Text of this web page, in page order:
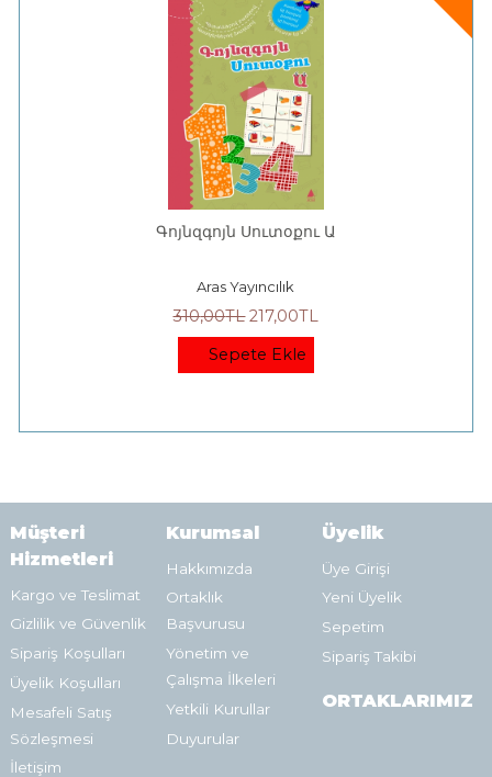
Գոյնզգոյն Սուտօքու Ա
Aras Yayıncılık
310,00TL 217,00TL
Sepete Ekle
Müşteri
Hizmetleri
Kargo ve Teslimat
Gizlilik ve Güvenlik
Sipariş Koşulları
Üyelik Koşulları
Mesafeli Satış
Sözleşmesi
İletişim
Kurumsal
Hakkımızda
Ortaklık
Başvurusu
Yönetim ve
Çalışma İlkeleri
Yetkili Kurullar
Duyurular
Üyelik
Üye Girişi
Yeni Üyelik
Sepetim
Sipariş Takibi
ORTAKLARIMIZ